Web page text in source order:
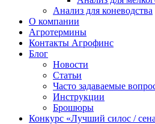
Анализ для коневодства
О компании
Агротермины
Контакты Агрофинс
Блог
Новости
Статьи
Часто задаваемые
Инструкции
Брошюры
Конкурс «Лучший силос /